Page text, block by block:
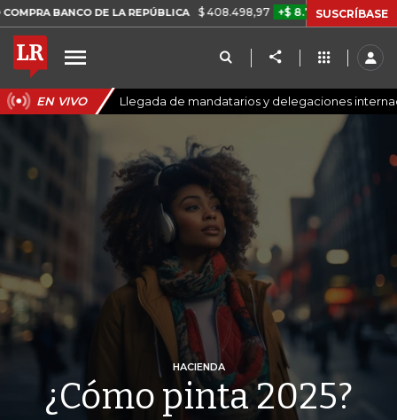
DE LA REPÚBLICA $ 408.498,97 +$ 8.753,81 +2,19% TASA
SUSCRÍBASE
EN VIVO Llegada de mandatarios y delegaciones
HACIENDA
¿Cómo pinta 2025?